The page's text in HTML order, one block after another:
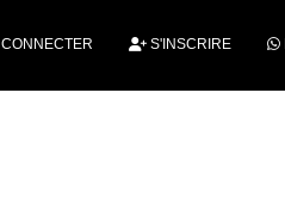
S'INSCRIRE